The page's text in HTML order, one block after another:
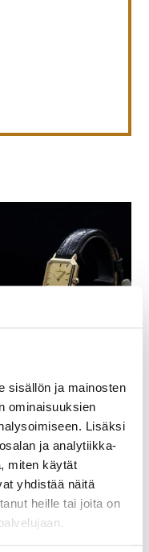
sisällön ja mainosten
ominaisuuksien
Lisäksi
ja analytiikka-
miten käytät
yhdistää näitä
heille tai joita on
KULTAKELLO
690,00€